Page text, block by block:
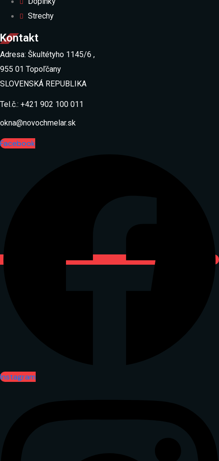
Strechy
Kontakt
Adresa: Škultétyho 1145/6 ,
955 01 Topoľčany
SLOVENSKÁ REPUBLIKA
Tel.č.: +421 902 100 011
okna@novochmelar.sk
Facebook
Instagram